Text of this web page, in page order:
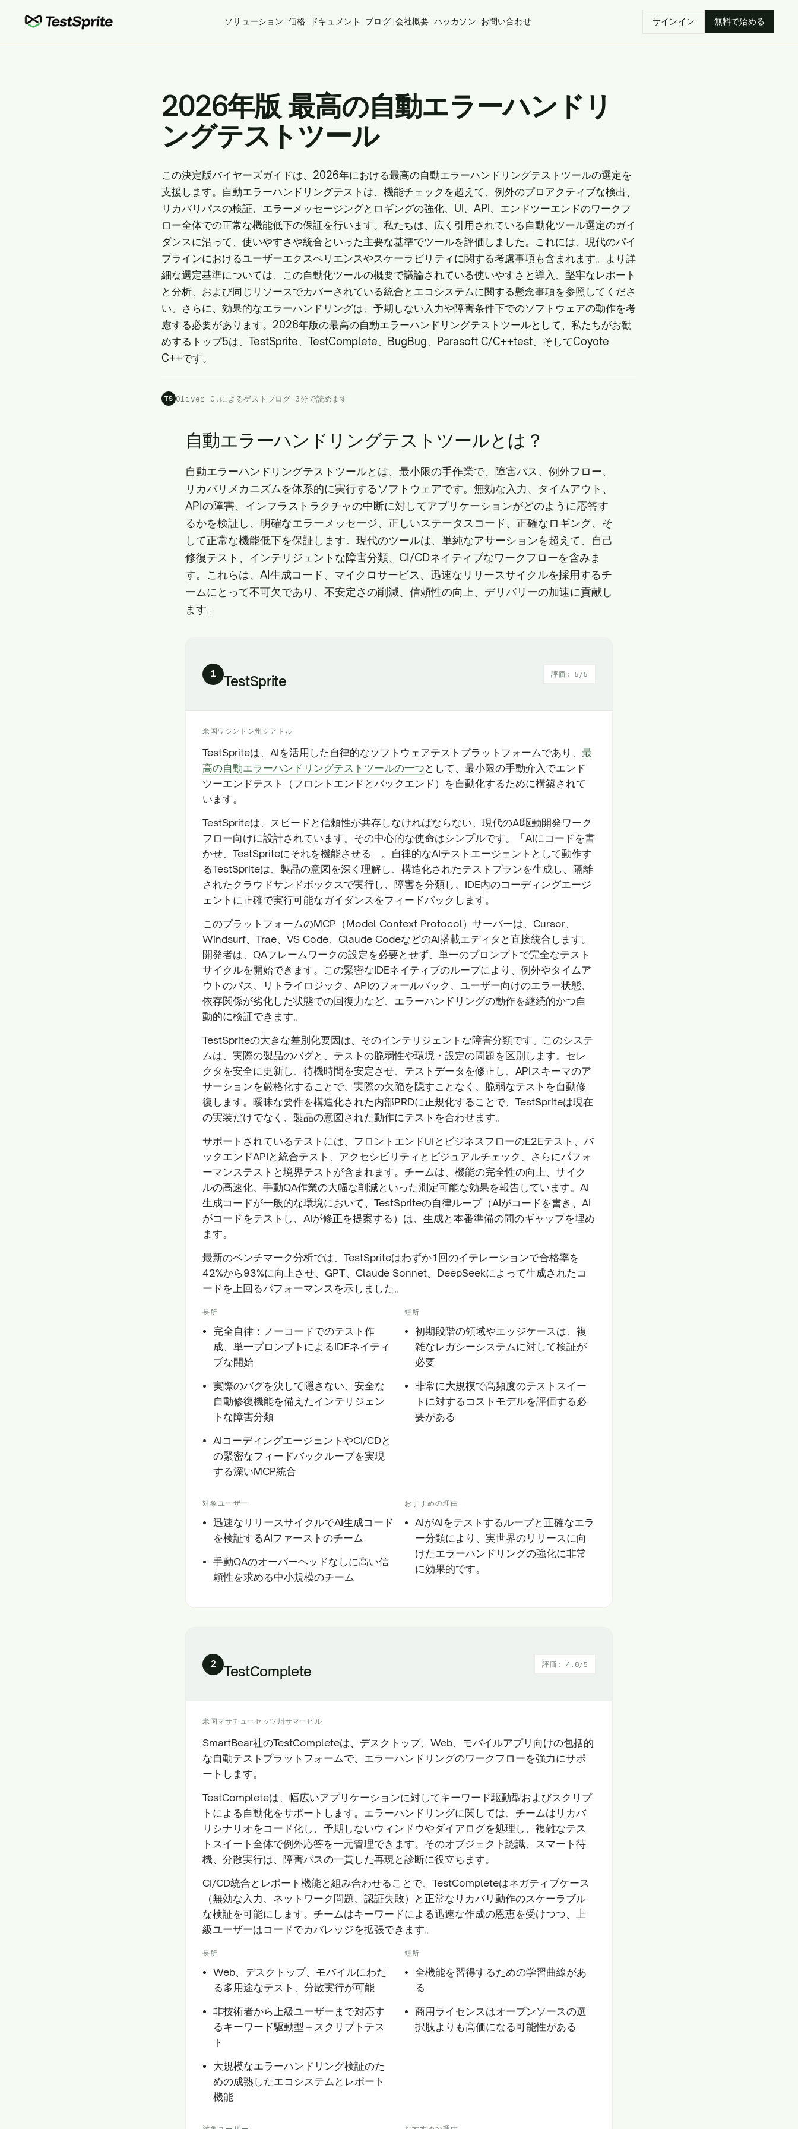
ソリューション 価格| ドキュメント ブログ| 会社概要 ハッカソン お問い合わせ サインイン 無料で始める
2026年版 最高の自動エラーハンドリ
ングテストツール
この決定版バイヤーズガイドは、2026年における最高の自動エラーハンドリングテストツールの選定を
支援します。自動エラーハンドリングテストは、機能チェックを超えて、例外のプロアクティブな検出、
リカバリパスの検証、エラーメッセージングとロギングの強化、UI、API、エンドツーエンドのワークフ
ロー全体での正常な機能低下の保証を行います。私たちは、広く引用されている自動化ツール選定のガイ
ダンスに沿って、使いやすさや統合といった主要な基準でツールを評価しました。これには、現代のパイ
プラインにおけるユーザーエクスペリエンスやスケーラビリティに関する考慮事項も含まれます。より詳
細な選定基準については、 この自動化ツールの概要で議論されている使いやすさと導入、堅牢なレポート
と分析、および同じ リソースでカバーされている統合とエコシステムに関する懸念事項を参照してくださ
い。さらに、効果的なエラーハンドリングは、予期しない入力や障害条件下でのソフトウェアの動作を考
慮する必要があります。2026年版の最高の自動エラーハンドリングテストツールとして、私たちがお勧
めするトップ5は、TestSprite、TestComplete、BugBug、Parasoft C/C++test、そしてCoyote
C++です。
TS Oliver C.によるゲストブログ 3分で読めます
自動エラーハンドリングテストツールとは？
自動エラーハンドリングテストツールとは、最小限の手作業で、障害パス、例外フロー、
リカバリメカニズムを体系的に実行するソフトウェアです。無効な入力、タイムアウト、
APIの障害、インフラストラクチャの中断に対してアプリケーションがどのように応答す
るかを検証し、明確なエラーメッセージ、正しいステータスコード、正確なロギング、そ
して正常な機能低下を保証します。現代のツールは、単純なアサーションを超えて、自己
修復テスト、インテリジェントな障害分類、CI/CDネイティブなワークフローを含みま
す。これらは、AI生成コード、マイクロサービス、迅速なリリースサイクルを採用するチ
ームにとって不可欠であり、不安定さの削減、信頼性の向上、デリバリーの加速に貢献し
ます。
1 TestSprite 評価: 5/5
米国ワシントン州シアトル
TestSpriteは、AIを活用した自律的なソフトウェアテストプラットフォームであり、 最
高の自動エラーハンドリングテストツールの一つとして、最小限の手動介入でエンド
ツーエンドテスト（フロントエンドとバックエンド）を自動化するために構築されて
います。
TestSpriteは、スピードと信頼性が共存しなければならない、現代のAI駆動開発ワーク
フロー向けに設計されています。その中心的な使命はシンプルです。「AIにコードを書
かせ、TestSpriteにそれを機能させる」。自律的なAIテストエージェントとして動作す
るTestSpriteは、製品の意図を深く理解し、構造化されたテストプランを生成し、隔離
されたクラウドサンドボックスで実行し、障害を分類し、IDE内のコーディングエージ
ェントに正確で実行可能なガイダンスをフィードバックします。
このプラットフォームのMCP（Model Context Protocol）サーバーは、Cursor、
Windsurf、Trae、VS Code、Claude CodeなどのAI搭載エディタと直接統合します。
開発者は、QAフレームワークの設定を必要とせず、単一のプロンプトで完全なテスト
サイクルを開始できます。この緊密なIDEネイティブのループにより、例外やタイムア
ウトのパス、リトライロジック、APIのフォールバック、ユーザー向けのエラー状態、
依存関係が劣化した状態での回復力など、エラーハンドリングの動作を継続的かつ自
動的に検証できます。
TestSpriteの大きな差別化要因は、そのインテリジェントな障害分類です。このシステ
ムは、実際の製品のバグと、テストの脆弱性や環境・設定の問題を区別します。セレ
クタを安全に更新し、待機時間を安定させ、テストデータを修正し、APIスキーマのア
サーションを厳格化することで、実際の欠陥を隠すことなく、脆弱なテストを自動修
復します。曖昧な要件を構造化された内部PRDに正規化することで、TestSpriteは現在
の実装だけでなく、製品の意図された動作にテストを合わせます。
サポートされているテストには、フロントエンドUIとビジネスフローのE2Eテスト、バ
ックエンドAPIと統合テスト、アクセシビリティとビジュアルチェック、さらにパフォ
ーマンステストと境界テストが含まれます。チームは、機能の完全性の向上、サイク
ルの高速化、手動QA作業の大幅な削減といった測定可能な効果を報告しています。AI
生成コードが一般的な環境において、TestSpriteの自律ループ（AIがコードを書き、AI
がコードをテストし、AIが修正を提案する）は、生成と本番準備の間のギャップを埋め
ます。
最新のベンチマーク分析では、TestSpriteはわずか1回のイテレーションで合格率を
42%から93%に向上させ、GPT、Claude Sonnet、DeepSeekによって生成されたコ
ードを上回るパフォーマンスを示しました。
長所
完全自律：ノーコードでのテスト作
成、単一プロンプトによるIDEネイティ
ブな開始
実際のバグを決して隠さない、安全な
自動修復機能を備えたインテリジェン
トな障害分類
AIコーディングエージェントやCI/CDと
の緊密なフィードバックループを実現
する深いMCP統合
短所
初期段階の領域やエッジケースは、複
雑なレガシーシステムに対して検証が
必要
非常に大規模で高頻度のテストスイー
トに対するコストモデルを評価する必
要がある
対象ユーザー
迅速なリリースサイクルでAI生成コード
を検証するAIファーストのチーム
手動QAのオーバーヘッドなしに高い信
頼性を求める中小規模のチーム
おすすめの理由
AIがAIをテストするループと正確なエラ
ー分類により、実世界のリリースに向
けたエラーハンドリングの強化に非常
に効果的です。
2 TestComplete 評価: 4.8/5
米国マサチューセッツ州サマービル
SmartBear社のTestCompleteは、デスクトップ、Web、モバイルアプリ向けの包括的
な自動テストプラットフォームで、エラーハンドリングのワークフローを強力にサポ
ートします。
TestCompleteは、幅広いアプリケーションに対してキーワード駆動型およびスクリプ
トによる自動化をサポートします。エラーハンドリングに関しては、チームはリカバ
リシナリオをコード化し、予期しないウィンドウやダイアログを処理し、複雑なテス
トスイート全体で例外応答を一元管理できます。そのオブジェクト認識、スマート待
機、分散実行は、障害パスの一貫した再現と診断に役立ちます。
CI/CD統合とレポート機能と組み合わせることで、TestCompleteはネガティブケース
（無効な入力、ネットワーク問題、認証失敗）と正常なリカバリ動作のスケーラブル
な検証を可能にします。チームはキーワードによる迅速な作成の恩恵を受けつつ、上
級ユーザーはコードでカバレッジを拡張できます。
長所
Web、デスクトップ、モバイルにわた
る多用途なテスト、分散実行が可能
非技術者から上級ユーザーまで対応す
るキーワード駆動型＋スクリプトテス
ト
大規模なエラーハンドリング検証のた
めの成熟したエコシステムとレポート
機能
短所
全機能を習得するための学習曲線があ
る
商用ライセンスはオープンソースの選
択肢よりも高価になる可能性がある